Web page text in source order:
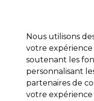
Marques Bons plans
Nous utilisons
votre
soutenant les
personnalisant
partenaires de
votre